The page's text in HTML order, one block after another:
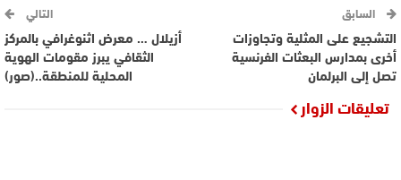
السابق
التشجيع على المثلية وتجاوزات
أخرى بمدارس البعثات الفرنسية
تصل إلى البرلمان
التالي
أزيلال … معرض اثنوغرافي بالمركز
الثقافي يبرز مقومات الهوية
المحلية للمنطقة..(صور)
تعليقات الزوار